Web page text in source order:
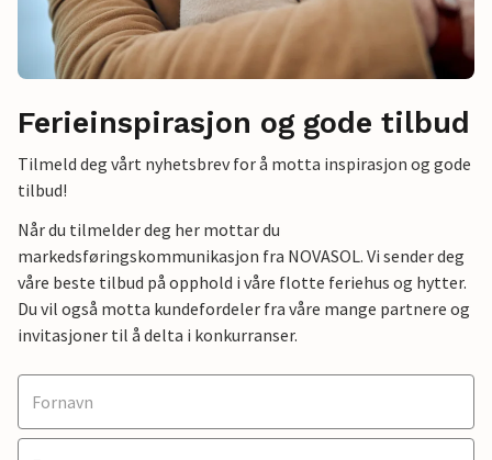
Ferieinspirasjon og gode tilbud
Tilmeld deg vårt nyhetsbrev for å motta inspirasjon og gode
tilbud!
Når du tilmelder deg her mottar du
markedsføringskommunikasjon fra NOVASOL. Vi sender deg
våre beste tilbud på opphold i våre flotte feriehus og hytter.
Du vil også motta kundefordeler fra våre mange partnere og
invitasjoner til å delta i konkurranser.